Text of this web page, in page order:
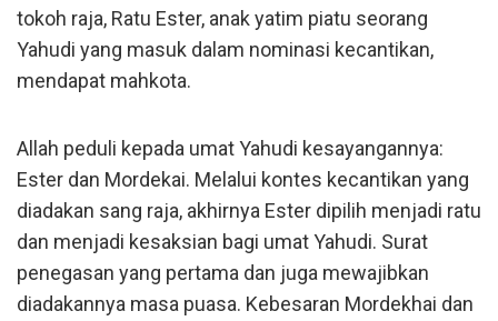
tokoh raja, Ratu Ester, anak yatim piatu seorang
Yahudi yang masuk dalam nominasi kecantikan,
mendapat mahkota.
Allah peduli kepada umat Yahudi kesayangannya:
Ester dan Mordekai. Melalui kontes kecantikan yang
diadakan sang raja, akhirnya Ester dipilih menjadi ratu
dan menjadi kesaksian bagi umat Yahudi. Surat
penegasan yang pertama dan juga mewajibkan
diadakannya masa puasa. Kebesaran Mordekhai dan